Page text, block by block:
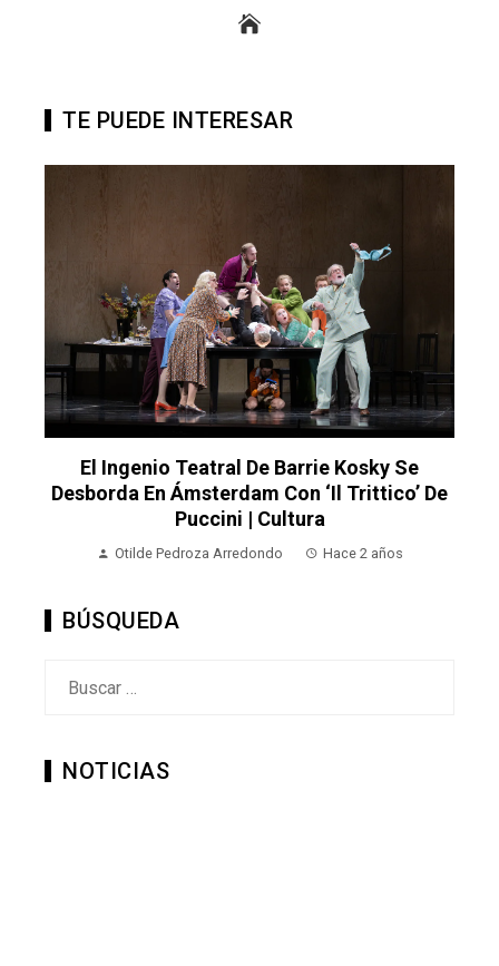
TE PUEDE INTERESAR
El Ingenio Teatral De Barrie Kosky Se
Desborda En Ámsterdam Con ‘Il Trittico’ De
Puccini | Cultura
Otilde Pedroza Arredondo Hace 2 años
BÚSQUEDA
NOTICIAS